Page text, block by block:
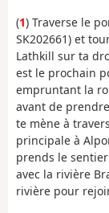
(1) Traverse le
SK202661) et
Lathkill sur ta
est le prochain
empruntant la
avant de
te mène à
principale à
prends le
avec la rivière
rivière pour